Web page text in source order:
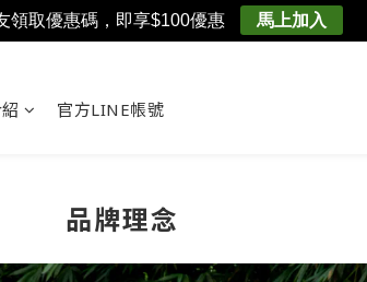
官方LINE帳號
品牌理念
領取優惠碼，即享$100優惠 馬上加入